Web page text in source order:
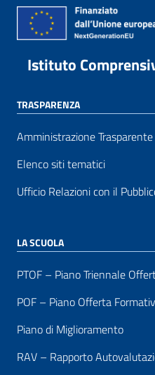
Istituto
TRASPARENZA
Amministrazione Trasparente
Elenco siti tematici
Ufficio Relazioni con il
LA SCUOLA
PTOF – Piano Triennale
POF – Piano Offerta
Piano di Miglioramento
RAV – Rapporto